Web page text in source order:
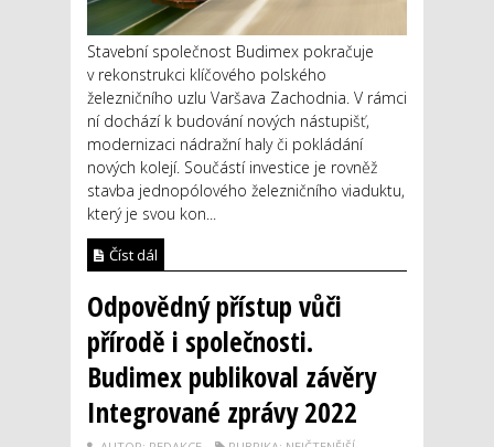
Stavební společnost Budimex pokračuje
v rekonstrukci klíčového polského
železničního uzlu Varšava Zachodnia. V rámci
ní dochází k budování nových nástupišť,
modernizaci nádražní haly či pokládání
nových kolejí. Součástí investice je rovněž
stavba jednopólového železničního viaduktu,
který je svou kon...
Číst dál
Odpovědný přístup vůči
přírodě i společnosti.
Budimex publikoval závěry
Integrované zprávy 2022